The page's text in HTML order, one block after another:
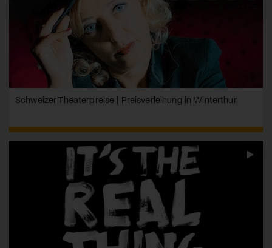
Schweizer Theaterpreise | Preisverleihung in Winterthur